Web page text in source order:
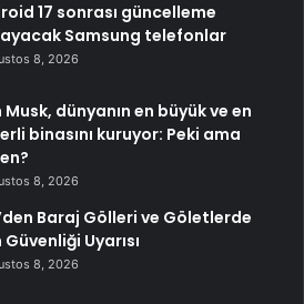
17 sonrası güncelleme
Samsung telefonlar
8, 2026
Musk, dünyanın en büyük ve en
binasını kuruyor: Peki ama
8, 2026
Baraj Gölleri ve Göletlerde
Güvenliği Uyarısı
8, 2026